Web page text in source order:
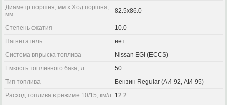
Диаметр поршня, мм x Ход поршня,
мм
82.5x86.0
Степень сжатия
10.0
Нагнетатель
нет
Система впрыска топлива
Nissan EGI (ECCS)
Емкость топливного бака, л
50
Тип топлива
Бензин Regular (АИ-92, АИ-95)
Расход топлива в режиме 10/15, км/л 12.2